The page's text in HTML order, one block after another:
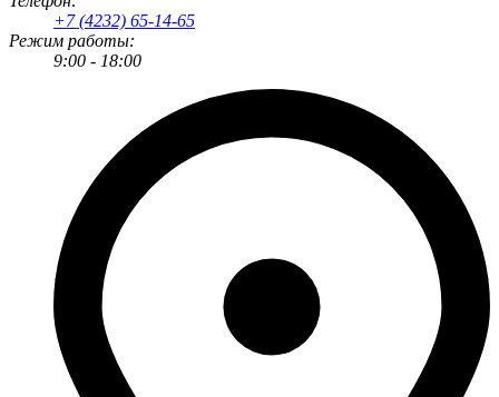
+7 (4232) 65-14-65
Режим работы:
9:00 - 18:00